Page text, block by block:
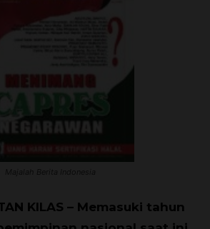
KILAS – Memasuki tahun